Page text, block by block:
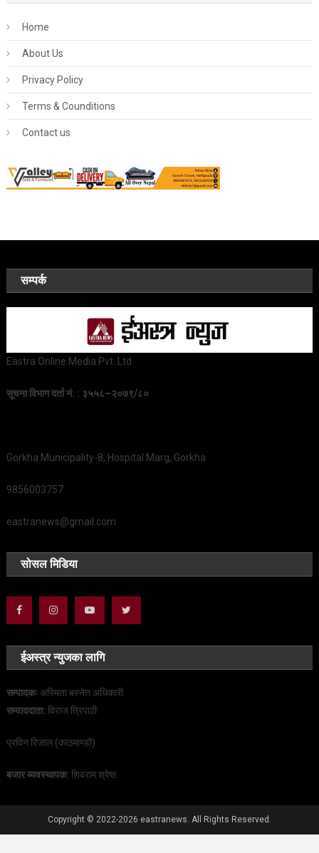
Home
About Us
Privacy Policy
Terms & Counditions
Contact us
सम्पर्क
Eastra Online Media Pvt. Ltd
सूचना विभाग दर्ता नं. : ३५५८–२०७९/८०
Gorkha Municipality-8, Hospital Marg, Gorkha
9856003757
eastranews@gmail.com
सोसल मिडिया
ईअस्त्र न्युजका लागि
सम्पादकः अस्मिता बस्नेत अधिकारी
सम्वाददाता:विराज त्रिपाठी
प्रविन रिजाल (काठमाण्डौ)
बजार ब्यवस्थापक: शिवराम श्रेष्ठ
Copyright © 2022-2026 eastranews. All Rights Reserved.